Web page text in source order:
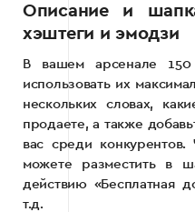
Описание и
хэштеги и эмодзи
В вашем арсенале
использовать их
нескольких словах,
продаете, а также
вас среди
можете разместить в
действию «Бесплатная
т.д.